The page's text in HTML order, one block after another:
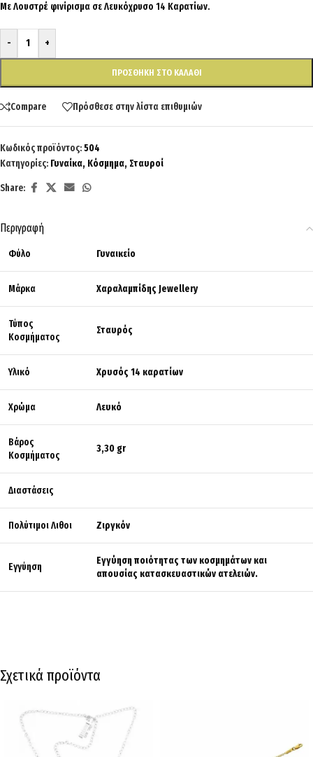
Με Λουστρέ φινίρισμα σε Λευκόχρυσο 14 Καρατίων.
- +
ΠΡΟΣΘΉΚΗ ΣΤΟ ΚΑΛΆΘΙ
Compare Πρόσθεσε στην λίστα επιθυμιών
Κωδικός προϊόντος:504
Κατηγορίες: Γυναίκα, Κόσμημα, Σταυροί
Share:
Περιγραφή
Φύλο Γυναικείο
Μάρκα Χαραλαμπίδης Jewellery
Τύπος
Κοσμήματος
Σταυρός
Υλικό Χρυσός 14 καρατίων
Χρώμα Λευκό
Βάρος
Κοσμήματος
3,30 gr
Διαστάσεις
Πολύτιμοι Λιθοι Ζιργκόν
Εγγύηση
Εγγύηση ποιότητας των κοσμημάτων και
απουσίας κατασκευαστικών ατελειών.
Σχετικά προϊόντα